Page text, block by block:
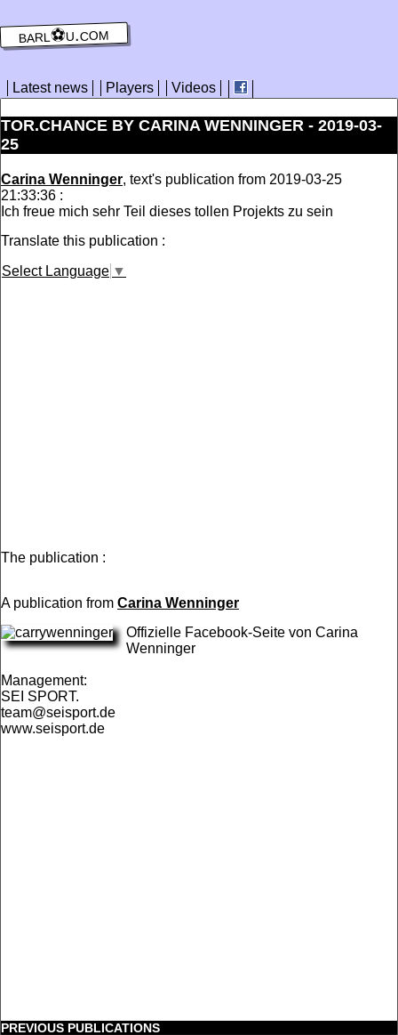
barl⚽️u.com
Latest news Players Videos
TOR.CHANCE BY CARINA WENNINGER - 2019-03-
25
Carina Wenninger, text's publication from 2019-03-25
21:33:36 :
Ich freue mich sehr Teil dieses tollen Projekts zu sein
Translate this publication :
Select Language ▼
The publication :
A publication from Carina Wenninger
Offizielle Facebook-Seite von Carina
Wenninger
Management:
SEI SPORT.
team@seisport.de
www.seisport.de
PREVIOUS PUBLICATIONS